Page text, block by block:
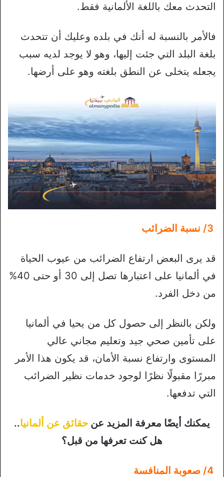
التحدث معك باللغة الألمانية فقط.
فالأمر بالنسبة له أنك في بلده وعليك أن تتحدث
بلغة البلد التي جئت إليها، وهو لا يوجد لديه سبب
يجعله يتخلى عن النطق بلغته وهو على أرضها.
3/ نسبة الضرائب
قد يرى البعض ارتفاع الضرائب من عيوب الحياة
في ألمانيا على اعتبارها تصل إلى 30 أو حتى 40%
من دخل الفرد.
ولكن بالنظر إلى حصول كل من يحيا في ألمانيا
على تأمين صحي جيد وتعليم مجاني عالي
المستوى وارتفاع نسبة الأمان، قد يكون هذا الأمر
مبررًا مقبولًا نظرًا لوجود خدمات نظير الضرائب
التي تدفعها.
يمكنك أيضًا معرفة المزيد عن حقائق عن ألمانيا..
هل كنت تعرفها من قبل؟
4/ صعوبة المنافسة